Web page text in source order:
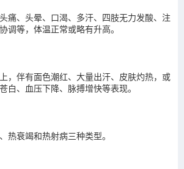
痛、头晕、口渴、多汗、四肢无力发酸、注
调等，体温正常或略有升高。
，伴有面色潮红、大量出汗、皮肤灼热，或
白、血压下降、脉搏增快等表现。
热衰竭和热射病三种类型。